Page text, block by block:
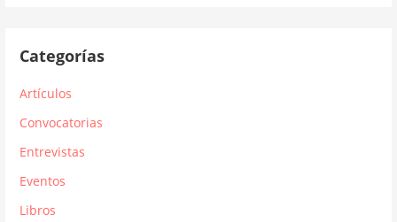
Categorías
Artículos
Convocatorias
Entrevistas
Eventos
Libros